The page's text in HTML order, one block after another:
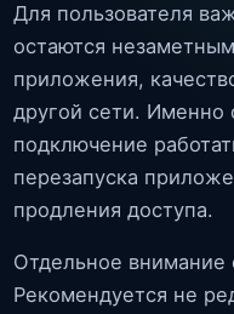
Для пользователя
остаются
приложения,
другой сети. Именно
подключение
перезапуска
продления доступа.
Отдельное внимание
Рекомендуется не